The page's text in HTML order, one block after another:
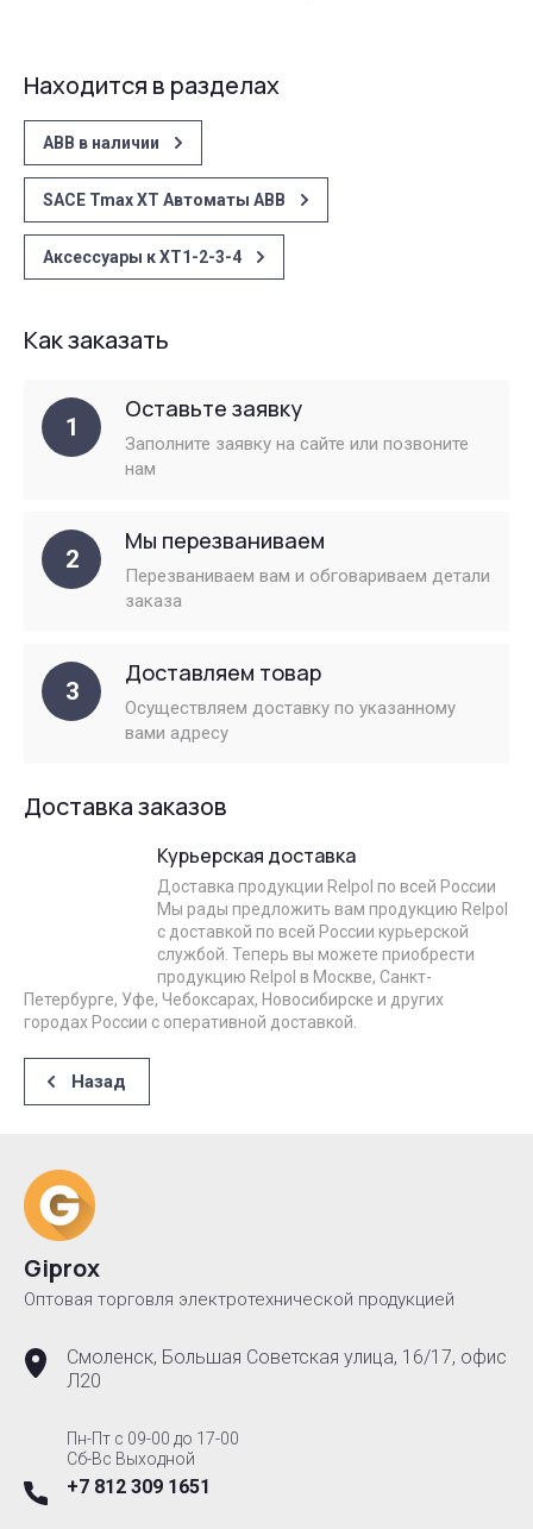
Находится в разделах
ABB в наличии
SACE Tmax XT Автоматы АВВ
Аксессуары к XT1-2-3-4
Как заказать
1
Оставьте заявку
Заполните заявку на сайте или позвоните
нам
2
Мы перезваниваем
Перезваниваем вам и обговариваем детали
заказа
3
Доставляем товар
Осуществляем доставку по указанному
вами адресу
Доставка заказов
Курьерская доставка
Доставка продукции Relpol по всей России
Мы рады предложить вам продукцию Relpol
с доставкой по всей России курьерской
службой. Теперь вы можете приобрести
продукцию Relpol в Москве, Санкт-
Петербурге, Уфе, Чебоксарах, Новосибирске и других
городах России с оперативной доставкой.
Назад
Giprox
Оптовая торговля электротехнической продукцией
Смоленск, Большая Советская улица, 16/17, офис
Л20
Пн-Пт с 09-00 до 17-00
Сб-Вс Выходной
+7 812 309 1651